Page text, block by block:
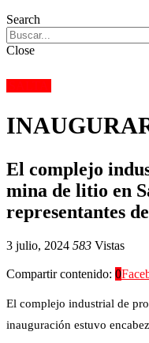
Search
Close
El complejo
mina de litio en
representantes
3 julio, 2024 583 Vistas
Compartir contenido: 0
El complejo industrial de
inauguración estuvo